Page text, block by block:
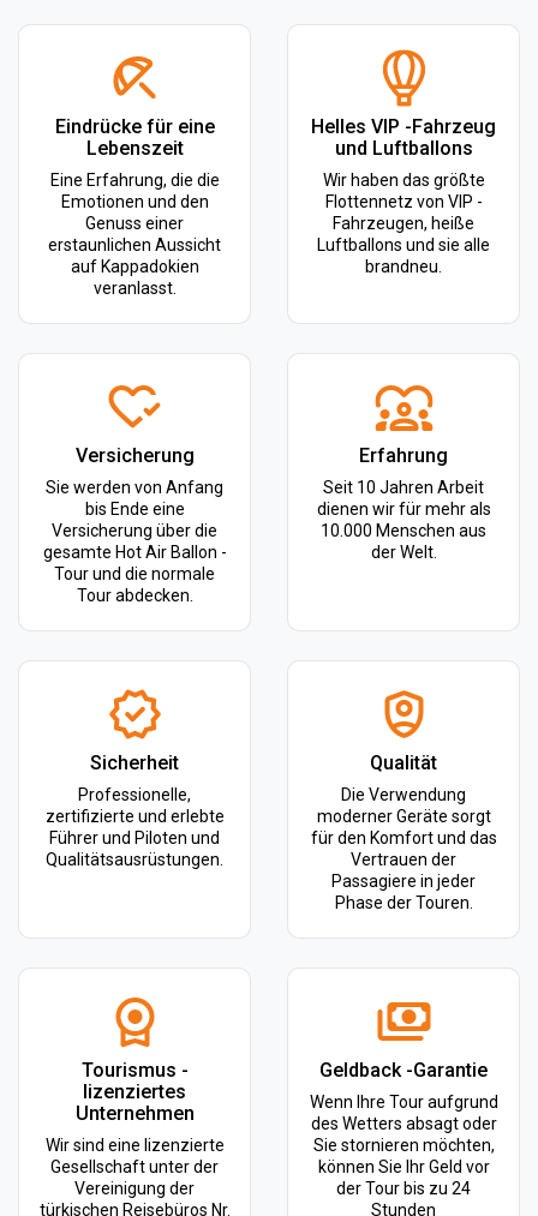
Eindrücke für eine
Lebenszeit
Eine Erfahrung, die die
Emotionen und den
Genuss einer
erstaunlichen Aussicht
auf Kappadokien
veranlasst.
Helles VIP -Fahrzeug
und Luftballons
Wir haben das größte
Flottennetz von VIP -
Fahrzeugen, heiße
Luftballons und sie alle
brandneu.
Versicherung
Sie werden von Anfang
bis Ende eine
Versicherung über die
gesamte Hot Air Ballon -
Tour und die normale
Tour abdecken.
Erfahrung
Seit 10 Jahren Arbeit
dienen wir für mehr als
10.000 Menschen aus
der Welt.
Sicherheit
Professionelle,
zertifizierte und erlebte
Führer und Piloten und
Qualitätsausrüstungen.
Qualität
Die Verwendung
moderner Geräte sorgt
für den Komfort und das
Vertrauen der
Passagiere in jeder
Phase der Touren.
Tourismus -
lizenziertes
Unternehmen
Wir sind eine lizenzierte
Gesellschaft unter der
Vereinigung der
türkischen Reisebüros Nr.
Geldback -Garantie
Wenn Ihre Tour aufgrund
des Wetters absagt oder
Sie stornieren möchten,
können Sie Ihr Geld vor
der Tour bis zu 24
Stunden